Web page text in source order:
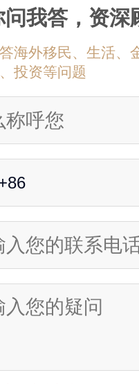
问我答，资深
海外移民、生活、
投资等问题